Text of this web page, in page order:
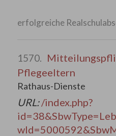
erfolgreiche
1570.
Pflegeeltern
Rathaus-Dienste
URL:/index.php?